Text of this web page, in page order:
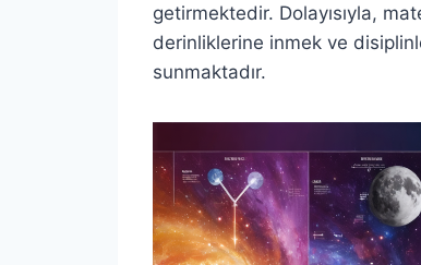
getirmektedir. Dolayısıyla,
derinliklerine inmek ve
sunmaktadır.